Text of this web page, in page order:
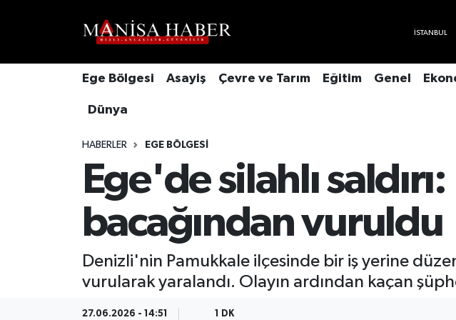
Ege Bölgesi Asayiş Çevre ve Tarım Eğitim Genel
Dünya
HABERLER EGE BÖLGESI
Ege'de silahlı
bacağından vuruldu
Denizli'nin Pamukkale ilçesinde bir iş yerine
vurularak yaralandı. Olayın ardından kaçan
27.06.2026 - 14:51 1 DK
Tüm Manşetler
Son Dakika Haberleri
Haber Arşivi